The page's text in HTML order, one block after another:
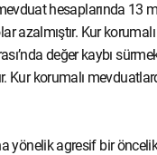
hesaplarında 13
azalmıştır. Kur
değer kaybı
korumalı
yönelik agresif bir